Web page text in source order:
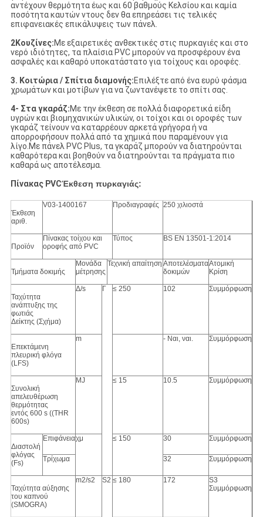
αντέχουν θερμότητα έως και 60 βαθμούς Κελσίου και καμία
ποσότητα καυτών ντους δεν θα επηρεάσει τις τελικές
επιφανειακές επικάλυψεις των πάνελ.
2Κουζίνες:Με εξαιρετικές ανθεκτικές στις πυρκαγιές και στο
νερό ιδιότητες, τα πλαίσια PVC μπορούν να προσφέρουν ένα
ασφαλές και καθαρό υποκατάστατο για τοίχους και οροφές.
3. Κοιτώρια/ Σπίτια διαμονής:Επιλέξτε από ένα ευρύ φάσμα
χρωμάτων και μοτίβων για να ζωντανέψετε το σπίτι σας.
4- Στα γκαράζ:Με την έκθεση σε πολλά διαφορετικά είδη
υγρών και βιομηχανικών υλικών, οι τοίχοι και οι οροφές των
γκαράζ τείνουν να καταρρέουν αρκετά γρήγορα ή να
απορροφήσουν πολλά από τα χημικά που παραμένουν για
λίγο.Με πάνελ PVC Plus, τα γκαράζ μπορούν να διατηρούνται
καθαρότερα και βοηθούν να διατηρούνται τα πράγματα πιο
καθαρά ως αποτέλεσμα.
Πίνακας PVCΈκθεση πυρκαγιάς:
Έκθεση
αριθ.
V03-1400167 Προδιαγραφές 250 χιλιοστά
Προϊόν
Πίνακας τοίχου και
οροφής από PVC
Τύπος BS EN 13501-1:2014
Τμήματα δοκιμής
Μονάδα
μέτρησης
Τεχνική απαίτηση Αποτελέσματα
δοκιμών
Ατομική
Κρίση
Ταχύτητα
ανάπτυξης της
φωτιάς
Δείκτης (Σχήμα)
Δ/s Γ ≤ 250 102 Συμμόρφωση
Επεκτάμενη
πλευρική φλόγα
(LFS)
m - Ναι, ναι. Συμμόρφωση
Συνολική
απελευθέρωση
θερμότητας
εντός 600 s ((THR
600s)
MJ ≤ 15 10.5 Συμμόρφωση
Διαστολή
φλόγας
(Fs)
Επιφάνειαχμ ≤ 150 30 Συμμόρφωση
Τρίχωμα 32 Συμμόρφωση
Ταχύτητα αύξησης
του καπνού
(SMOGRA)
m2/s2 S2 ≤ 180 172
S3
Συμμόρφωση